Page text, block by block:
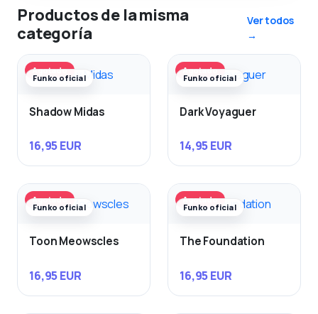
Productos de la misma
categoría
Ver todos
→
Agotado
Funko oficial
Shadow Midas
16,95 EUR
Agotado
Funko oficial
Dark Voyaguer
14,95 EUR
Agotado
Funko oficial
Toon Meowscles
16,95 EUR
Agotado
Funko oficial
The Foundation
16,95 EUR